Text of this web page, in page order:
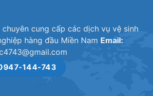
cung cấp các dịch vụ vệ sinh
hàng đầu Miền Nam Email:
144-743